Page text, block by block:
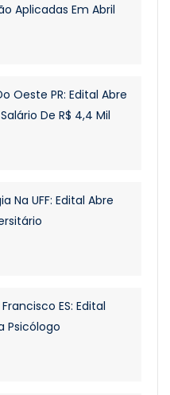
Aplicadas Em Abril
Oeste PR: Edital Abre
De R$ 4,4 Mil
Na UFF: Edital Abre
ES: Edital
Psicólogo